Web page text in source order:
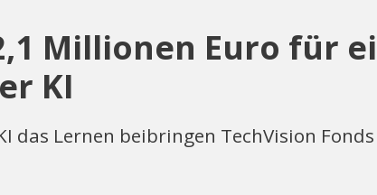
Millionen Euro für
KI
das Lernen beibringen TechVision